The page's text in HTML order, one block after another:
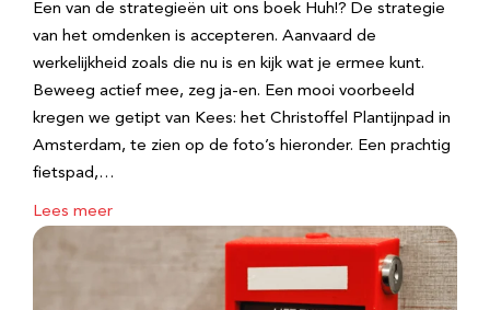
Een van de strategieën uit ons boek Huh!? De strategie
van het omdenken is accepteren. Aanvaard de
werkelijkheid zoals die nu is en kijk wat je ermee kunt.
Beweeg actief mee, zeg ja-en. Een mooi voorbeeld
kregen we getipt van Kees: het Christoffel Plantijnpad in
Amsterdam, te zien op de foto’s hieronder. Een prachtig
fietspad,…
Lees meer